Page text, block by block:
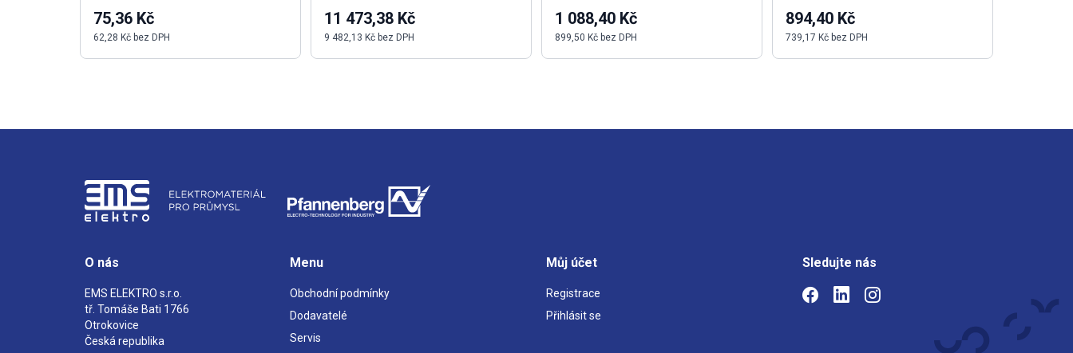
75,36 Kč
62,28 Kč bez DPH
11 473,38 Kč
9 482,13 Kč bez DPH
1 088,40 Kč
899,50 Kč bez DPH
894,40 Kč
739,17 Kč bez DPH
O nás
EMS ELEKTRO s.r.o.
tř. Tomáše Bati 1766
Otrokovice
Česká republika
Menu
Obchodní podmínky
Dodavatelé
Servis
Můj účet
Registrace
Přihlásit se
Sledujte nás